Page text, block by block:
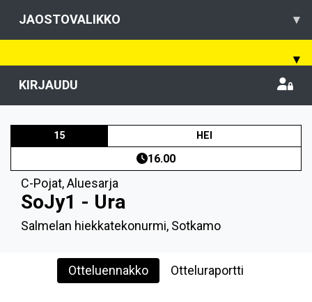
JAOSTOVALIKKO ▾
▾
KIRJAUDU
15 HEI
16.00
C-Pojat,Aluesarja
SoJy1 - Ura
Salmelan hiekkatekonurmi, Sotkamo
Otteluennakko Otteluraportti